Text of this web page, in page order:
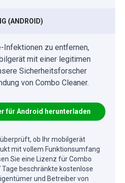
(ANDROID)
Infektionen zu entfernen,
mit einer legitimen
Sicherheitsforscher
von Combo Cleaner.
für Android herunterladen
ob Ihr mobilgerät
mit vollem Funktionsumfang
Sie eine Lizenz für Combo
beschränkte kostenlose
und Betreiber von